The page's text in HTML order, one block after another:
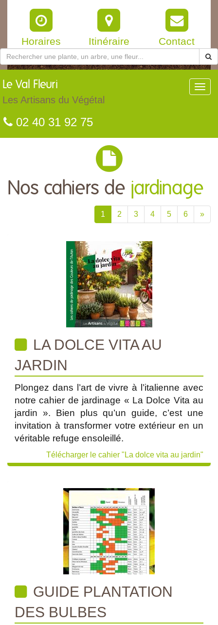
Horaires Itinéraire Contact
Le Val Fleuri
Les Artisans du Végétal
02 40 31 92 75
Nos cahiers de jardinage
1 2 3 4 5 6 »
LA DOLCE VITA AU
JARDIN
Plongez dans l’art de vivre à l’italienne avec
notre cahier de jardinage « La Dolce Vita au
jardin ». Bien plus qu’un guide, c’est une
invitation à transformer votre extérieur en un
véritable refuge ensoleillé.
Télécharger le cahier "La dolce vita au jardin"
GUIDE PLANTATION
DES BULBES